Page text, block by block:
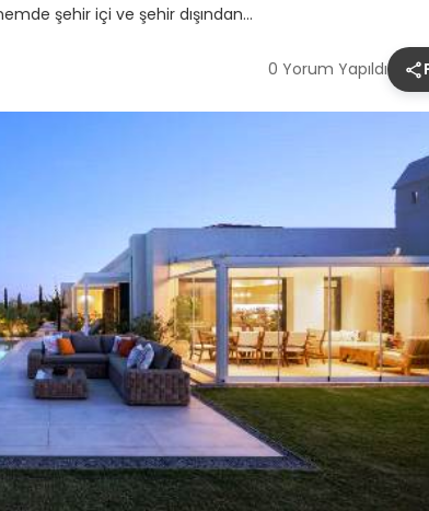
şehir içi ve şehir dışından…
0 Yorum Yapıldı